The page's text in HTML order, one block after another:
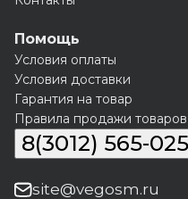
Помощь
Условия оплаты
Условия доставки
Гарантия на товар
Правила продажи
8(3012) 565-025
site@vegosm.ru